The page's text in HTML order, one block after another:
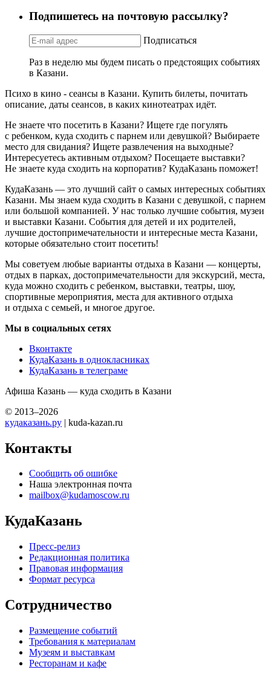
Подпишетесь на почтовую рассылку?
Подписаться
Раз в неделю мы будем писать о предстоящих событиях
в Казани.
Психо в кино - сеансы в Казани. Купить билеты, почитать
описание, даты сеансов, в каких кинотеатрах идёт.
Не знаете что посетить в Казани? Ищете где погулять
с ребенком, куда сходить с парнем или девушкой? Выбираете
место для свидания? Ищете развлечения на выходные?
Интересуетесь активным отдыхом? Посещаете выставки?
Не знаете куда сходить на корпоратив? КудаКазань поможет!
КудаКазань — это лучший сайт о самых интересных событиях
Казани. Мы знаем куда сходить в Казани с девушкой, с парнем
или большой компанией. У нас только лучшие события, музеи
и выставки Казани. События для детей и их родителей,
лучшие достопримечательности и интересные места Казани,
которые обязательно стоит посетить!
Мы советуем любые варианты отдыха в Казани — концерты,
отдых в парках, достопримечательности для экскурсий, места,
куда можно сходить с ребенком, выставки, театры, шоу,
спортивные мероприятия, места для активного отдыха
и отдыха с семьей, и многое другое.
Мы в социальных сетях
Вконтакте
КудаКазань в однокласниках
КудаКазань в телеграме
Афиша Казань — куда сходить в Казани
© 2013–2026
кудаказань.ру | kuda-kazan.ru
Контакты
Сообщить об ошибке
Наша электронная почта
mailbox@kudamoscow.ru
КудаКазань
Пресс-релиз
Редакционная политика
Правовая информация
Формат ресурса
Сотрудничество
Размещение событий
Требования к материалам
Музеям и выставкам
Ресторанам и кафе